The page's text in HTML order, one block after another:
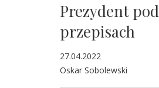
Prezydent
przepisach
27.04.2022
Oskar Sobolewski